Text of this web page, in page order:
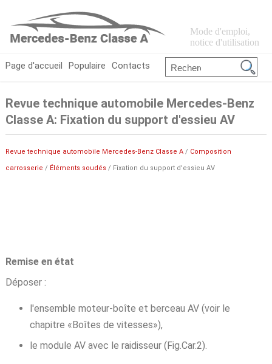
Mode d'emploi,
notice d'utilisation
Page d'accueil Populaire Contacts
Revue technique automobile Mercedes-Benz
Classe A: Fixation du support d'essieu AV
Revue technique automobile Mercedes-Benz Classe A/ Composition
carrosserie / Éléments soudés / Fixation du support d'essieu AV
Remise en état
Déposer :
l'ensemble moteur-boîte et berceau AV (voir le
chapitre «Boîtes de vitesses»),
le module AV avec le raidisseur (Fig.Car.2).